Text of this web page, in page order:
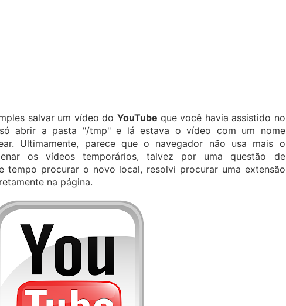
salvar um vídeo do YouTube que você havia assistido no
abrir a pasta "/tmp" e lá estava o vídeo com um nome
Ultimamente, parece que o navegador não usa mais o
os vídeos temporários, talvez por uma questão de
tempo procurar o novo local, resolvi procurar uma extensão
na página.